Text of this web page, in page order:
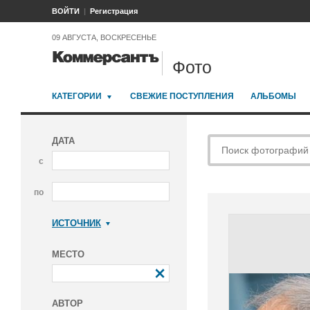
ВОЙТИ Регистрация
09 АВГУСТА, ВОСКРЕСЕНЬЕ
Фото
КАТЕГОРИИ СВЕЖИЕ ПОСТУПЛЕНИЯ АЛЬБОМЫ
ДАТА
с
по
ИСТОЧНИК
МЕСТО
АВТОР